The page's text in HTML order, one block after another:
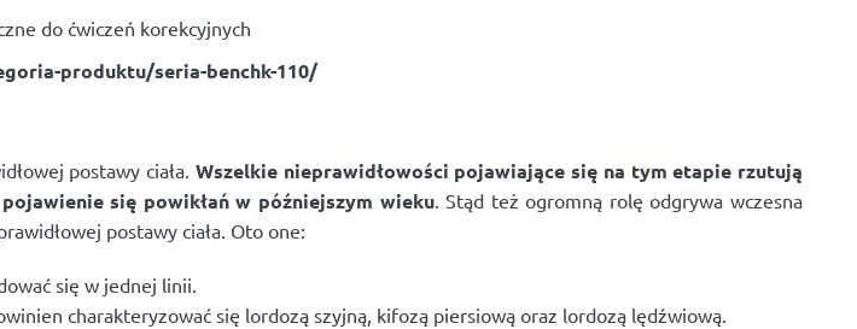
do ćwiczeń korekcyjnych
produktu/seria-benchk-110/
postawy ciała. Wszelkie nieprawidłowości pojawiające się na tym etapie rzutują
się powikłań w późniejszym wieku. Stąd też ogromną rolę odgrywa wczesna
postawy ciała. Oto one:
się w jednej linii.
charakteryzować się lordozą szyjną, kifozą piersiową oraz lordozą lędźwiową.